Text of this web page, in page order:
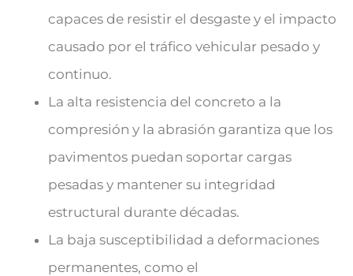
capaces de resistir el desgaste y el impacto
causado por el tráfico vehicular pesado y
continuo.
La alta resistencia del concreto a la
compresión y la abrasión garantiza que los
pavimentos puedan soportar cargas
pesadas y mantener su integridad
estructural durante décadas.
La baja susceptibilidad a deformaciones
permanentes, como el